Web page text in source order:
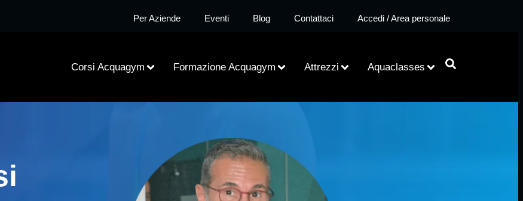
Per Aziende Eventi Blog Contattaci Accedi / Area personale
Corsi Acquagym Formazione Acquagym Attrezzi Aquaclasses